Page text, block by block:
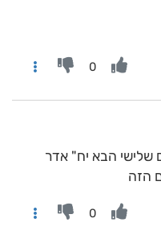
0
שלישי הבא יח" אדר
הזה
0